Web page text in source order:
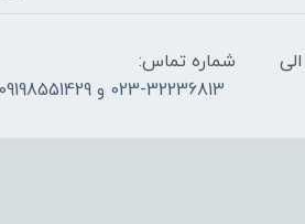
ساعات پاسخگویی: فقط روزهای غیر تعطیل از ساعت 10:00 الی 14:00 و 17:00 الی
شماره تماس:
023-32236813 و 09198551429